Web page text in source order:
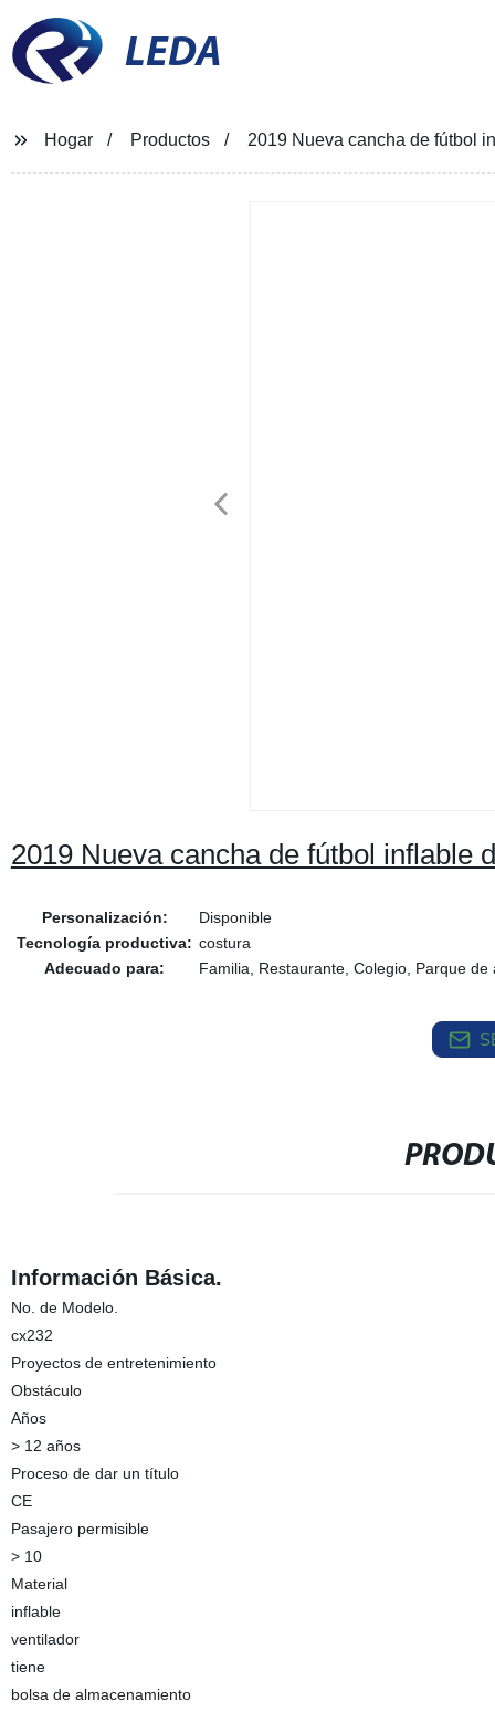
LEDA
Hogar Productos 2019 Nueva cancha de fútbol
2019 Nueva cancha de fútbol inflable
Personalización:
Disponible
Tecnología productiva: costura
Adecuado para:
Familia, Restaurante, Colegio, Parque de
Información Básica.
No. de Modelo.
cx232
Proyectos de entretenimiento
Obstáculo
Años
> 12 años
Proceso de dar un título
CE
Pasajero permisible
> 10
Material
inflable
ventilador
tiene
bolsa de almacenamiento